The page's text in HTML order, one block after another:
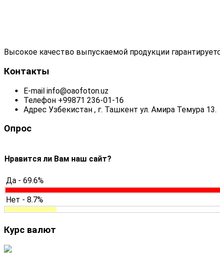
Высокое качество выпускаемой продукции
Контакты
E-mail info@oaofoton.uz
Телефон +99871 236-01-16
Адрес Узбекистан , г. Ташкент ул. Амира Темура 13.
Опрос
Нравится ли Вам наш сайт?
Да - 69.6%
Нет - 8.7%
Курс валют